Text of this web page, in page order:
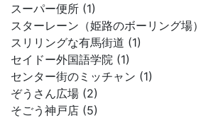
スーパー便所 (1)
スターレーン（姫路のボーリング場
スリリングな有馬街道 (1)
セイドー外国語学院 (1)
センター街のミッチャン (1)
ぞうさん広場 (2)
そごう神戸店 (5)